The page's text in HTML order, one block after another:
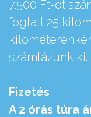
7.500 Ft-ot
foglalt 25
számlázunk ki.
Fizetés
A 2 órás túra